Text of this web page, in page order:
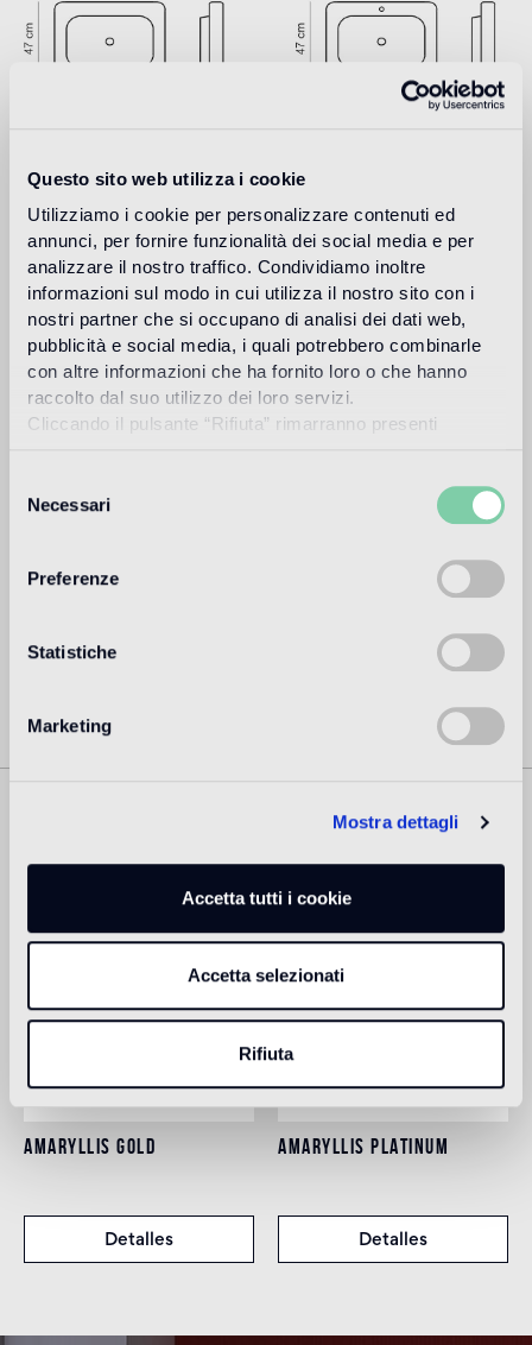
Questo sito web utilizza i cookie
Utilizziamo i cookie per personalizzare contenuti ed
annunci, per fornire funzionalità dei social media e per
analizzare il nostro traffico. Condividiamo inoltre
informazioni sul modo in cui utilizza il nostro sito con i
nostri partner che si occupano di analisi dei dati web,
pubblicità e social media, i quali potrebbero combinarle
con altre informazioni che ha fornito loro o che hanno
raccolto dal suo utilizzo dei loro servizi.
Cliccando il pulsante “Rifiuta” rimarranno presenti
tecnici.
delNecessari
Preferenze
Statistiche
Marketing
Mostra dettagli
Accetta tutti i cookie
Accetta selezionati
Rifiuta
Design
jaime hayon
El diseñador y artista español Jaime Hayon nació en
Madrid en 1974. Después de estudiar diseño industrial en
Madrid y París, se unió en 1997 a Fabrica, la academia de
2003. Hayon creó su propio estudio independiente en el
año 2000 y a partir de 2003 se dedicó plenamente a sus
proyectos personales hasta convertirse en uno de los
AMARYLLIS GOLD
Detalles
AMARYLLIS PLATINUM
Detalles